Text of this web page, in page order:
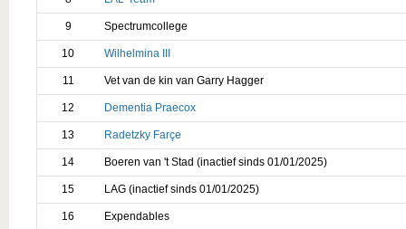
9 Spectrumcollege
10 Wilhelmina III
11 Vet van de kin van Garry Hagger
12 Dementia Praecox
13 Radetzky Farçe
14 Boeren van 't Stad (inactief sinds 01/01/2025)
15 LAG (inactief sinds 01/01/2025)
16 Expendables